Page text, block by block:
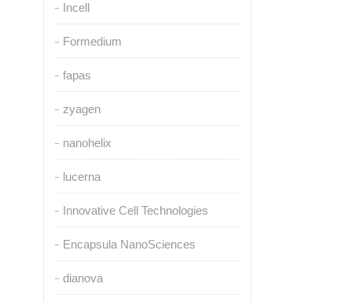
Incell
Formedium
fapas
zyagen
nanohelix
lucerna
Innovative Cell Technologies
Encapsula NanoSciences
dianova